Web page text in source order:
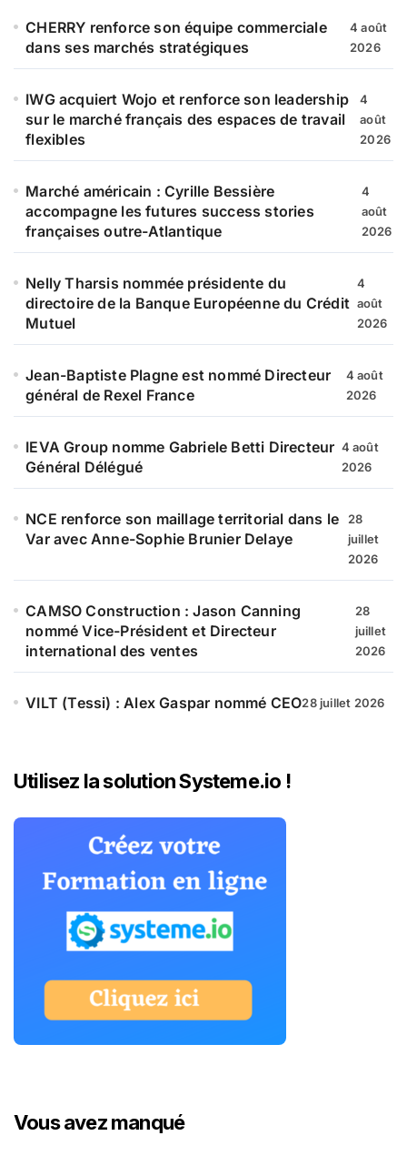
CHERRY renforce son équipe commerciale
dans ses marchés stratégiques
4 août
2026
IWG acquiert Wojo et renforce son leadership
sur le marché français des espaces de travail
flexibles
4
août
2026
Marché américain : Cyrille Bessière
accompagne les futures success stories
françaises outre-Atlantique
4
août
2026
Nelly Tharsis nommée présidente du
directoire de la Banque Européenne du Crédit
Mutuel
4
août
2026
Jean-Baptiste Plagne est nommé Directeur
général de Rexel France
4 août
2026
IEVA Group nomme Gabriele Betti Directeur
Général Délégué
4 août
2026
NCE renforce son maillage territorial dans le
Var avec Anne-Sophie Brunier Delaye
28
juillet
2026
CAMSO Construction : Jason Canning
nommé Vice-Président et Directeur
international des ventes
28
juillet
2026
VILT (Tessi) : Alex Gaspar nommé CEO28 juillet 2026
Utilisez la solution Systeme.io !
Vous avez manqué